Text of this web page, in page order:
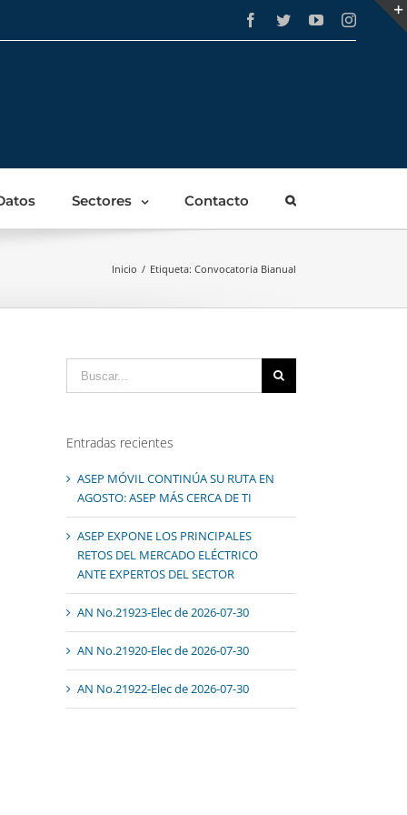
Facebook
TwitterYouTube
Sectores Contacto
Inicio / Etiqueta: Convocatoria Bianual
Entradas recientes
ASEP MÓVIL CONTINÚA SU RUTA EN
AGOSTO: ASEP MÁS CERCA DE TI
ASEP EXPONE LOS PRINCIPALES
RETOS DEL MERCADO ELÉCTRICO
ANTE EXPERTOS DEL SECTOR
AN No.21923-Elec de 2026-07-30
AN No.21920-Elec de 2026-07-30
AN No.21922-Elec de 2026-07-30